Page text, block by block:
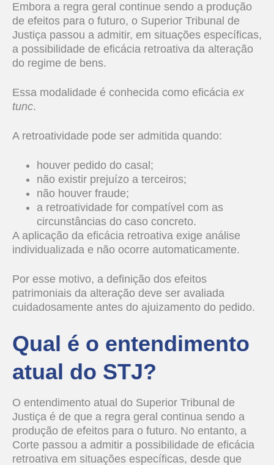
Embora a regra geral continue sendo a produção
de efeitos para o futuro, o Superior Tribunal de
Justiça passou a admitir, em situações específicas,
a possibilidade de eficácia retroativa da alteração
do regime de bens.
Essa modalidade é conhecida como eficácia ex
tunc.
A retroatividade pode ser admitida quando:
houver pedido do casal;
não existir prejuízo a terceiros;
não houver fraude;
a retroatividade for compatível com as
circunstâncias do caso concreto.
A aplicação da eficácia retroativa exige análise
individualizada e não ocorre automaticamente.
Por esse motivo, a definição dos efeitos
patrimoniais da alteração deve ser avaliada
cuidadosamente antes do ajuizamento do pedido.
Qual é o entendimento
atual do STJ?
O entendimento atual do Superior Tribunal de
Justiça é de que a regra geral continua sendo a
produção de efeitos para o futuro. No entanto, a
Corte passou a admitir a possibilidade de eficácia
retroativa em situações específicas, desde que